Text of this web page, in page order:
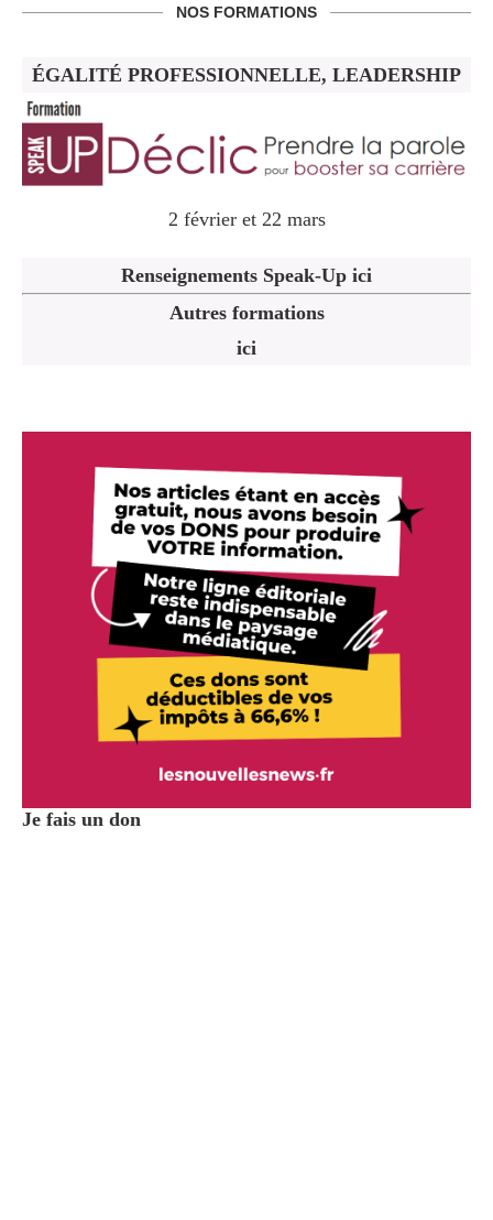
NOS FORMATIONS
ÉGALITÉ PROFESSIONNELLE, LEADERSHIP
2 février et 22 mars
Renseignements Speak-Up ici
Autres formations
ici
Je fais un don